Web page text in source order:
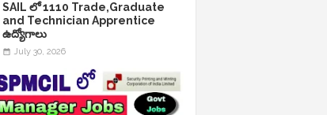
SAIL లో 1110 Trade,Graduate
and Technician Apprentice
ఉద్యోగాలు
July 30, 2026